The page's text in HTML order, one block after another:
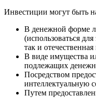
Инвестиции могут быть
В денежной форме
(использоваться
так и
В виде имущества
подлежащих
Посредством
интеллектуальную
Путем